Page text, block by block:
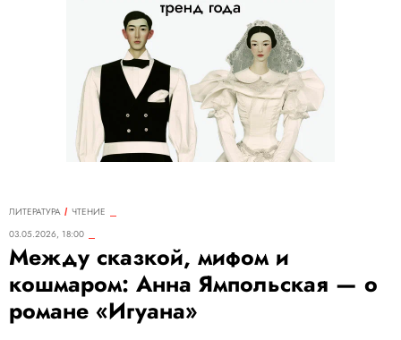
ЛИТЕРАТУРА
ЧТЕНИЕ
03.05.2026, 18:00
Между сказкой, мифом и
кошмаром: Анна Ямпольская — о
романе «Игуана»